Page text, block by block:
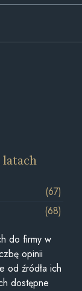
latach
(67)
(68)
do firmy w
opinii
od źródła ich
dostępne